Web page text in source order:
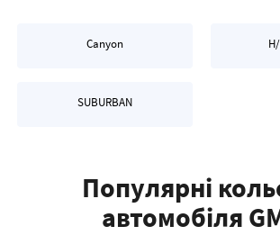
Canyon
SUBURBAN
Популярні
автомобіля